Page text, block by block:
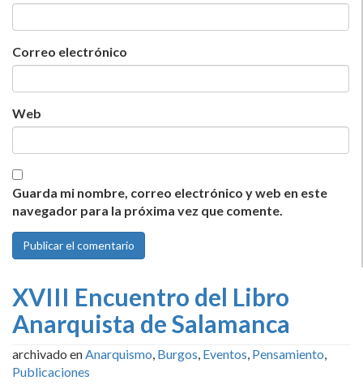
Correo electrónico
Web
Guarda mi nombre, correo electrónico y web en este
navegador para la próxima vez que comente.
XVIII Encuentro del Libro
Anarquista de Salamanca
archivado enAnarquismo, Burgos, Eventos, Pensamiento,
Publicaciones